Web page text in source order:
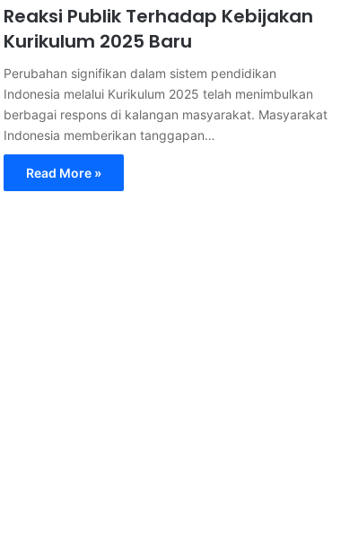
Reaksi Publik Terhadap Kebijakan
Kurikulum 2025 Baru
Perubahan signifikan dalam sistem pendidikan
Indonesia melalui Kurikulum 2025 telah menimbulkan
berbagai respons di kalangan masyarakat. Masyarakat
Indonesia memberikan tanggapan…
Read More »